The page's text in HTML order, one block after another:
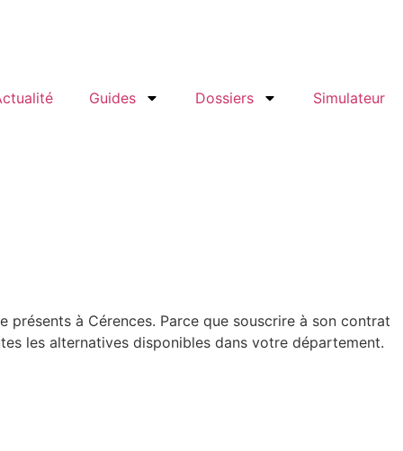
Guides Dossiers Simulateur
à Cérences. Parce que souscrire à son contrat
les alternatives disponibles dans votre département.